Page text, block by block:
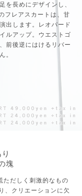
を長めにデザインし、
フレアスカートは、甘
出します。レオパード
ルアップ。ウエストゴ
前後逆にはけるリバー
。
塊
ただしく刺激的なもの
、クリエーションに欠